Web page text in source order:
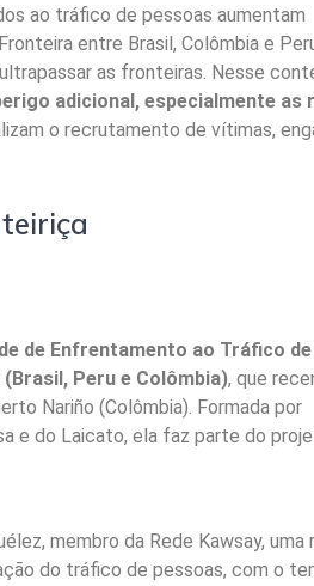
ao tráfico de pessoas aumentam
entre Brasil, Colômbia e
as fronteiras. Nesse
adicional, especialmente as
o recrutamento de vítimas,
de Enfrentamento ao Tráfico
Peru e Colômbia), que
Nariño (Colômbia). Formada por
e do Laicato, ela faz parte do
membro da Rede Kawsay, uma
do tráfico de pessoas, com o